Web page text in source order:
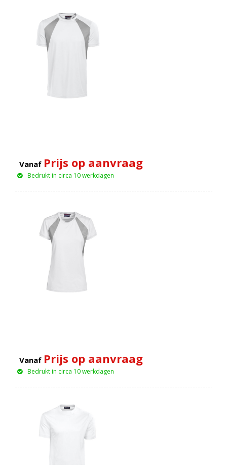
Vanaf Prijs op aanvraag
Bedrukt in circa 10 werkdagen
Vanaf Prijs op aanvraag
Bedrukt in circa 10 werkdagen